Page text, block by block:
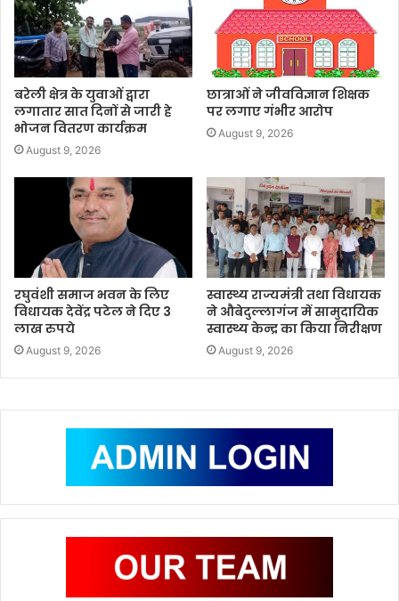
बरेली क्षेत्र के युवाओं द्वारा
लगातार सात दिनों से जारी हे
भोजन वितरण कार्यक्रम
August 9, 2026
छात्राओं ने जीवविज्ञान शिक्षक
पर लगाए गंभीर आरोप
August 9, 2026
रघुवंशी समाज भवन के लिए
विधायक देवेंद्र पटेल ने दिए 3
लाख रुपये
August 9, 2026
स्वास्थ्य राज्यमंत्री तथा विधायक
ने औबेदुल्लागंज में सामुदायिक
स्वास्थ्य केन्द्र का किया निरीक्षण
August 9, 2026